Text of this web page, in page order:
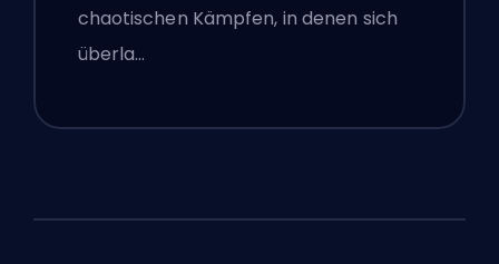
chaotischen Kämpfen, in denen sich
überla…